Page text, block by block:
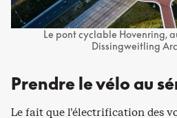
Le pont cyclable Hovenring,
Dissingweitling
Prendre le vélo au
Le fait que l’électrification des